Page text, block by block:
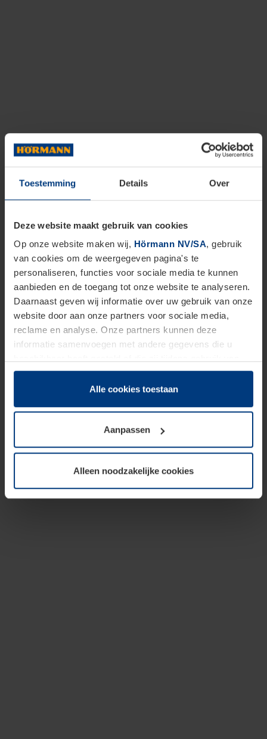
Toestemming Details Over
Deze website maakt gebruik van cookies
Op onze website maken wij, Hörmann NV/SA, gebruik
van cookies om de weergegeven pagina's te
personaliseren, functies voor sociale media te kunnen
aanbieden en de toegang tot onze website te analyseren.
Daarnaast geven wij informatie over uw gebruik van onze
website door aan onze partners voor sociale media,
reclame en analyse. Onze partners kunnen deze
informatie samenvoegen met andere gegevens die u
hun diensten hebben verzameld.
Juridisch hebben wij het recht om cookies op uw
van deze pagina's absoluut vereist is. Voor alle andere
soorten cookies is uw toestemming benodigd. Uw
toestemming kunt u op elk moment bij de uitleg van de
wijzigen of herroepen.
Alle cookies toestaan
Aanpassen
Alleen noodzakelijke cookies